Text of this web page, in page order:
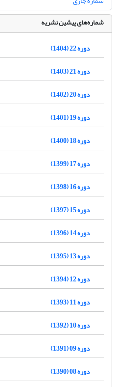
شماره‌های پیشین نشریه
دوره 22 (1404)
دوره 21 (1403)
دوره 20 (1402)
دوره 19 (1401)
دوره 18 (1400)
دوره 17 (1399)
دوره 16 (1398)
دوره 15 (1397)
دوره 14 (1396)
دوره 13 (1395)
دوره 12 (1394)
دوره 11 (1393)
دوره 10 (1392)
دوره 09 (1391)
دوره 08 (1390)